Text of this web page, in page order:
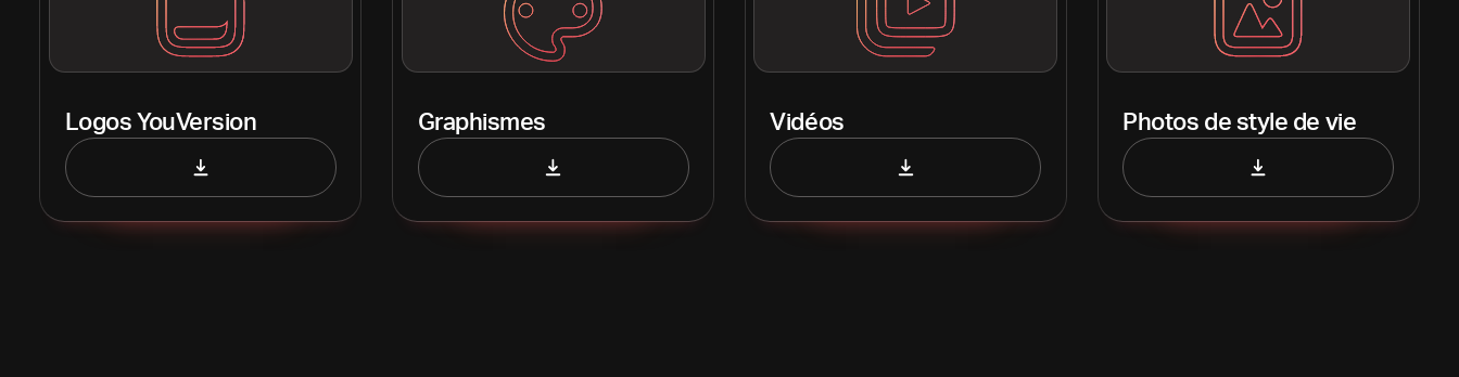
Logos YouVersion Graphismes Vidéos Photos de style de vie